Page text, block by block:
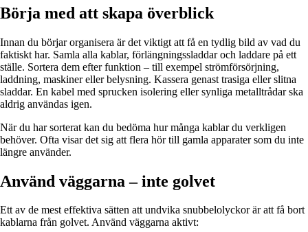
Börja med att skapa överblick
Innan du börjar organisera är det viktigt att få en tydlig bild av vad du
faktiskt har. Samla alla kablar, förlängningssladdar och laddare på ett
ställe. Sortera dem efter funktion – till exempel strömförsörjning,
laddning, maskiner eller belysning. Kassera genast trasiga eller slitna
sladdar. En kabel med sprucken isolering eller synliga metalltrådar ska
aldrig användas igen.
När du har sorterat kan du bedöma hur många kablar du verkligen
behöver. Ofta visar det sig att flera hör till gamla apparater som du inte
längre använder.
Använd väggarna – inte golvet
Ett av de mest effektiva sätten att undvika snubbelolyckor är att få bort
kablarna från golvet. Använd väggarna aktivt: